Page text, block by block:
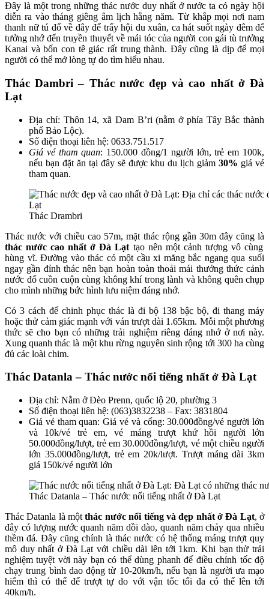
Đây là một trong những thác nước duy nhất ở nước ta có ngày hội
diễn ra vào tháng giêng âm lịch hằng năm. Từ khắp mọi nơi nam
thanh nữ tú đổ về đây để trẩy hội du xuân, ca hát suốt ngày đêm để
tưởng nhớ đến truyền thuyết về mái tóc của người con gái tù trưởng
Kanai và bốn con tê giác rất trung thành. Đây cũng là dịp để mọi
người có thể mở lòng tự do tìm hiểu nhau.
Thác Dambri – Thác nước đẹp và cao nhất ở Đà
Lạt
Địa chỉ: Thôn 14, xã Dam B’ri (nằm ở phía Tây Bắc thành
phố Bảo Lộc).
Số điện thoại liên hệ: 0633.751.517
Giá vé tham quan: 150.000 đồng/1 người lớn, trẻ em 100k,
nếu bạn đặt ăn tại đây sẽ được khu du lịch giảm30% giá vé
tham quan.
Thác Drambri
Thác nước với chiều cao 57m, mặt thác rộng gần 30m đây cũng là
thác nước cao nhất ở Đà Lạt tạo nên một cảnh tượng vô cùng
hùng vĩ. Đường vào thác có một cầu xi măng bắc ngang qua suối
ngay gần đỉnh thác nên bạn hoàn toàn thoải mái thưởng thức cảnh
nước đổ cuồn cuộn cùng không khí trong lành và không quên chụp
cho mình những bức hình lưu niệm đáng nhớ.
Có 3 cách để chinh phục thác là đi bộ 138 bậc bộ, đi thang máy
hoặc thử cảm giác mạnh với ván trượt dài 1.65km. Mỗi một phương
thức sẽ cho bạn có những trải nghiệm riêng đáng nhớ ở nơi này.
Xung quanh thác là một khu rừng nguyên sinh rộng tới 300 ha cùng
đủ các loài chim.
Thác Datanla – Thác nước nổi tiếng nhất ở Đà Lạt
Địa chỉ: Nằm ở Đèo Prenn, quốc lộ 20, phường 3
Số điện thoại liên hệ: (063)3832238 – Fax: 3831804
Giá vé tham quan: Giá vé và cổng: 30.000đồng/vé người lớn
và 10k/vé trẻ em, vé máng trượt khứ hồi người lớn
50.000đồng/lượt, trẻ em 30.000đồng/lượt, vé một chiều người
lớn 35.000đồng/lượt, trẻ em 20k/lượt. Trượt máng dài 3km
giá 150k/vé người lớn
Thác Datanla – Thác nước nổi tiếng nhất ở Đà Lạt
Thác Datanla là mộtthác nước nổi tiếng và đẹp nhất ở Đà Lạt, ở
đây có lượng nước quanh năm dồi dào, quanh năm chảy qua nhiều
thềm đá. Đây cũng chính là thác nước có hệ thống máng trượt quy
mô duy nhất ở Đà Lạt với chiều dài lên tới 1km. Khi bạn thử trải
nghiệm tuyệt vời này bạn có thể dùng phanh để điều chỉnh tốc độ
chạy trung bình dao động từ 10-20km/h, nếu bạn là người ưa mạo
hiểm thì có thể để trượt tự do với vận tốc tối đa có thể lên tới
40km/h.